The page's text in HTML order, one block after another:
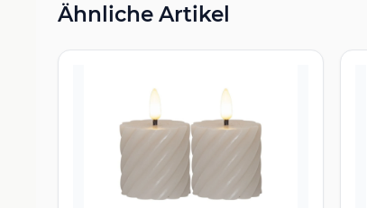
Ähnliche Artikel